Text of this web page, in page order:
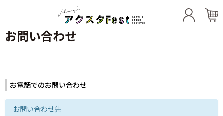
TOKIO
城島茂
国分太一
KinKi Kids
お問い合わせ
お電話でのお問い合わせ
お問い合わせ先